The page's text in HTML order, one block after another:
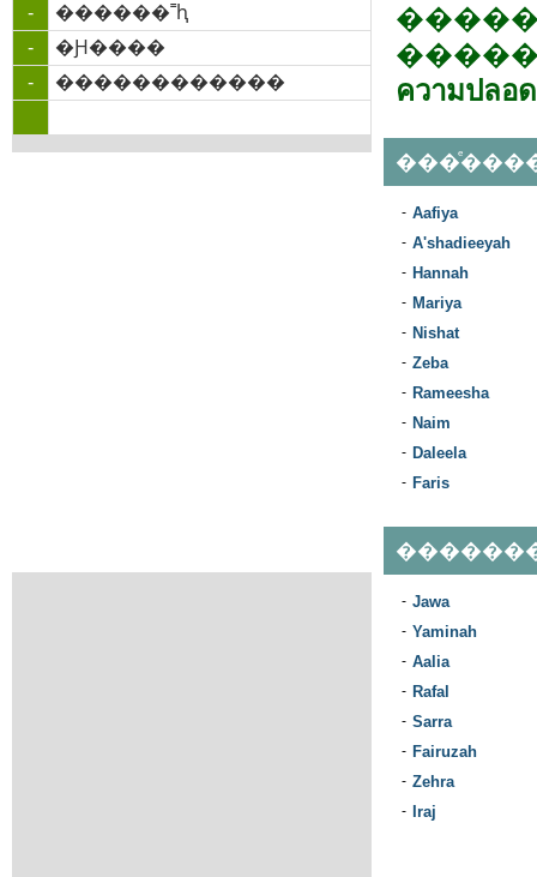
-
������˭ԧ
-
�Ԩ����
-
������������
ความปลอ
- Aafiya
- A'shadieeyah
- Hannah
- Mariya
- Nishat
- Zeba
- Rameesha
- Naim
- Daleela
- Faris
- Jawa
- Yaminah
- Aalia
- Rafal
- Sarra
- Fairuzah
- Zehra
- Iraj